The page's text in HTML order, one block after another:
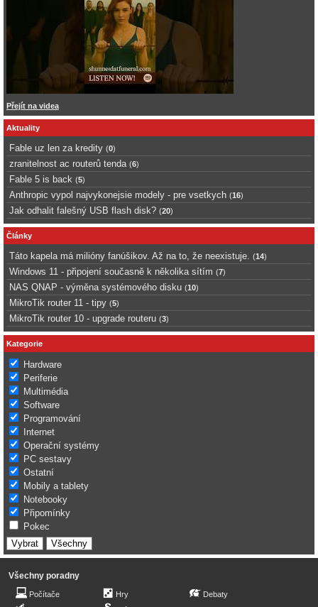
Přejít na videa
Aktuality
Fable uz len za kredity (0)
zranitelnost ac routerů tenda (6)
Fable 5 is back (5)
Anthropic vypol najvykonejsie modely - pre vsetkych (16)
Jak odhalit falešný USB flash disk? (20)
Články
Táto kapela má milióny fanúšikov. Až na to, že neexistuje. (14)
Windows 11 - připojení současně k několika sítím (7)
NAS QNAP - výměna systémového disku (10)
MikroTik router 11 - tipy (5)
MikroTik router 10 - upgrade routeru (3)
Kategorie
Hardware
Periferie
Multimédia
Software
Programování
Internet
Operační systémy
PC sestavy
Ostatní
Mobily a tablety
Notebooky
Připomínky
Pokec
Všechny poradny
Počítače
Hry
Debaty